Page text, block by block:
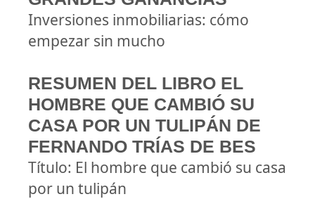
Inversiones inmobiliarias: cómo
empezar sin mucho
RESUMEN DEL LIBRO EL
HOMBRE QUE CAMBIÓ SU
CASA POR UN TULIPÁN DE
FERNANDO TRÍAS DE BES
Título: El hombre que cambió su casa
por un tulipán